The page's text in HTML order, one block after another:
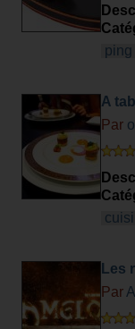
ping
A
Par
Les
Par